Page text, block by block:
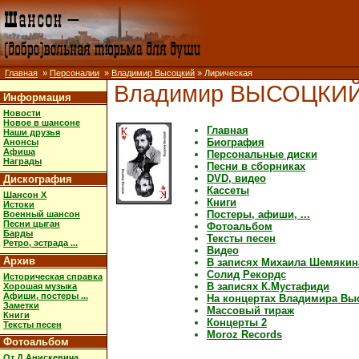
Главная » Персоналии » Владимир Высоцкий » Лирическая
Информация
Новости
Новое в шансоне
Наши друзья
Анонсы
Афиша
Награды
Дискография
Шансон X
Истоки
Военный шансон
Песни цыган
Барды
Ретро, эстрада ...
Архив
Историческая справка
Хорошая музыка
Афиши, постеры ...
Заметки
Книги
Тексты песен
Фотоальбом
Владимир
Главная
Биография
Персональные диски
Песни в сборниках
DVD, видео
Кассеты
Книги
Постеры, афиши, ...
Фотоальбом
Тексты песен
Видео
В записях Михаила
Солид Рекордс
В записях К.Мустафиди
На концертах Владимира
Массовый тираж
Концерты 2
Moroz Records